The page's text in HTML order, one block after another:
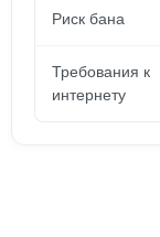
Риск бана
Требования к
интернету